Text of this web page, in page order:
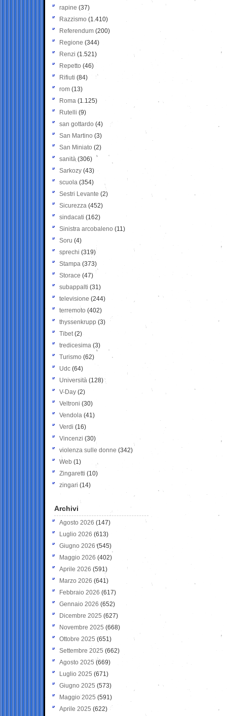
rapine (37)
Razzismo (1.410)
Referendum (200)
Regione (344)
Renzi (1.521)
Repetto (46)
Rifiuti (84)
rom (13)
Roma (1.125)
Rutelli (9)
san gottardo (4)
San Martino (3)
San Miniato (2)
sanità (306)
Sarkozy (43)
scuola (354)
Sestri Levante (2)
Sicurezza (452)
sindacati (162)
Sinistra arcobaleno (11)
Soru (4)
sprechi (319)
Stampa (373)
Storace (47)
subappalti (31)
televisione(244)
terremoto (402)
thyssenkrupp (3)
Tibet(2)
tredicesima (3)
Turismo (62)
Udc (64)
Università (128)
V-Day (2)
Veltroni (30)
Vendola (41)
Verdi (16)
Vincenzi (30)
violenza sulle donne (342)
Web (1)
Zingaretti (10)
zingari (14)
Archivi
Agosto 2026 (147)
Luglio 2026 (613)
Giugno 2026 (545)
Maggio 2026 (402)
Aprile 2026 (591)
Marzo 2026 (641)
Febbraio 2026 (617)
Gennaio 2026 (652)
Dicembre 2025 (627)
Novembre 2025 (668)
Ottobre 2025 (651)
Settembre 2025 (662)
Agosto 2025 (669)
Luglio 2025 (671)
Giugno 2025 (573)
Maggio 2025 (591)
Aprile 2025 (622)